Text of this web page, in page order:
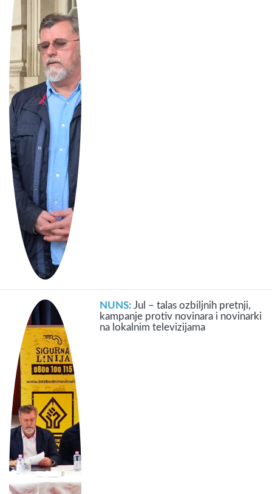
NUNS:Jul – talas ozbiljnih pretnji,
kampanje protiv novinara i novinarki
na lokalnim televizijama